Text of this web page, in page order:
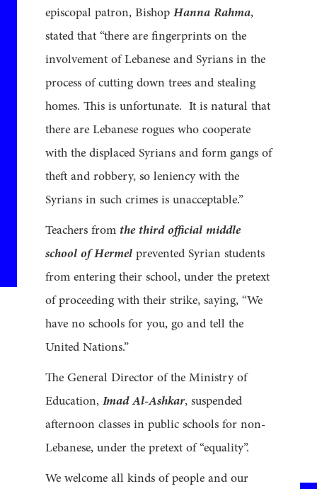
episcopal patron, BishopHanna Rahma,
stated that “there are fingerprints on the
involvement of Lebanese and Syrians in the
process of cutting down trees and stealing
homes. This is unfortunate. It is natural that
there are Lebanese rogues who cooperate
with the displaced Syrians and form gangs of
theft and robbery, so leniency with the
Syrians in such crimes is unacceptable.”
Teachers from the third official middle
school of Hermelprevented Syrian students
from entering their school, under the pretext
of proceeding with their strike, saying, “We
have no schools for you, go and tell the
United Nations.”
The General Director of the Ministry of
Education,Imad Al-Ashkar, suspended
afternoon classes in public schools for non-
Lebanese, under the pretext of “equality”.
We welcome all kinds of people and our